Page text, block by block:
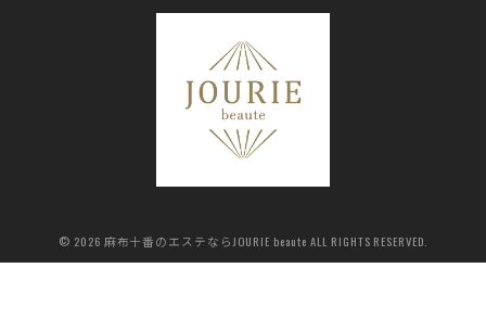
© 2026 麻布十番のエステならJOURIE beaute ALL RIGHTS RESERVED.